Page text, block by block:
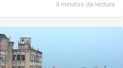
4 minutos de lectura